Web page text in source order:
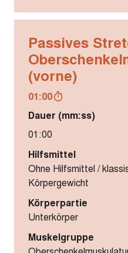
Passives
(vorne)
01:00
Dauer (mm:ss)
01:00
Hilfsmittel
Ohne Hilfsmittel /
Körpergewicht
Körperpartie
Unterkörper
Muskelgruppe